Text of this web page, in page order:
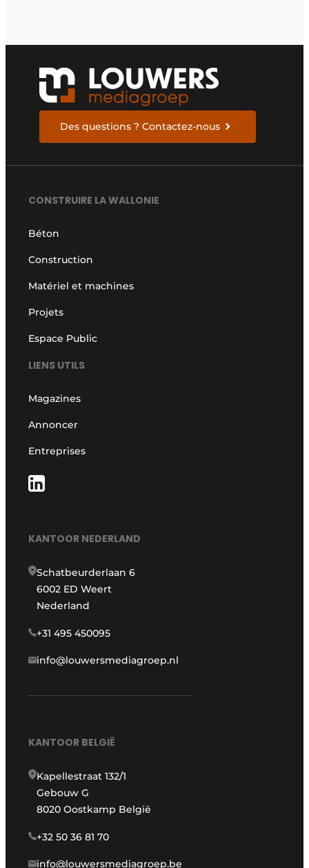
Des questions ? Contactez-nous
CONSTRUIRE LA WALLONIE
Béton
Construction
Matériel et machines
Projets
Espace Public
LIENS UTILS
Magazines
Annoncer
Entreprises
KANTOOR NEDERLAND
Schatbeurderlaan 6
6002 ED Weert
Nederland
+31 495 450095
info@louwersmediagroep.nl
KANTOOR BELGIË
Kapellestraat 132/1
Gebouw G
8020 Oostkamp België
+32 50 36 81 70
info@louwersmediagroep.be